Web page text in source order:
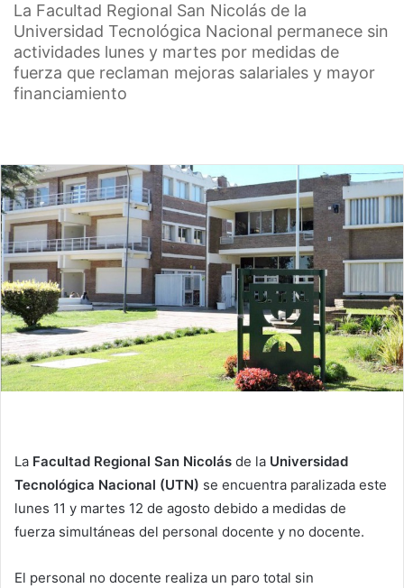
La Facultad Regional San Nicolás de la
Universidad Tecnológica Nacional permanece sin
actividades lunes y martes por medidas de
fuerza que reclaman mejoras salariales y mayor
financiamiento
La Facultad Regional San Nicolás de la Universidad
Tecnológica Nacional (UTN) se encuentra paralizada este
lunes 11 y martes 12 de agosto debido a medidas de
fuerza simultáneas del personal docente y no docente.
El personal no docente realiza un paro total sin